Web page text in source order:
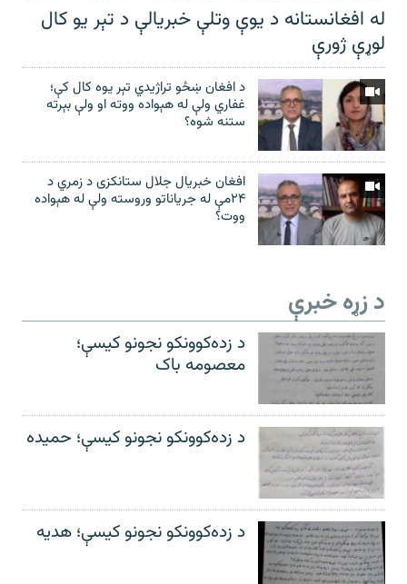
له افغانستانه د یوې وتلې خبریالې د تېر يو کال
لوړې ژورې
د افغان ښځو تراژیدي تېر یوه کال کې؛
غفاري ولې له هېواده ووته او ولې بېرته
ستنه شوه؟
افغان خبریال جلال ستانکزی د زمري د
۲۴مې له جریاناتو وروسته ولې له هېواده
ووت؟
د زړه خبرې
د زده‌کوونکو نجونو کیسې؛
معصومه باک
د زده‌کوونکو نجونو کیسې؛ حمیده
د زده‌کوونکو نجونو کیسې؛ هدیه